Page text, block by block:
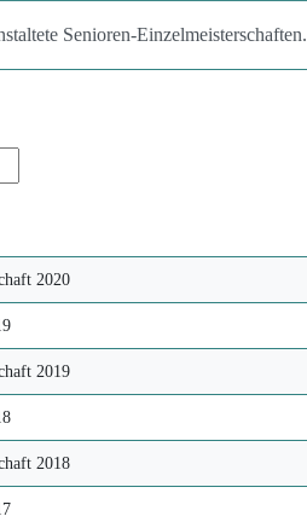
Senioren-Einzelmeisterschaften.
2020
2019
2018